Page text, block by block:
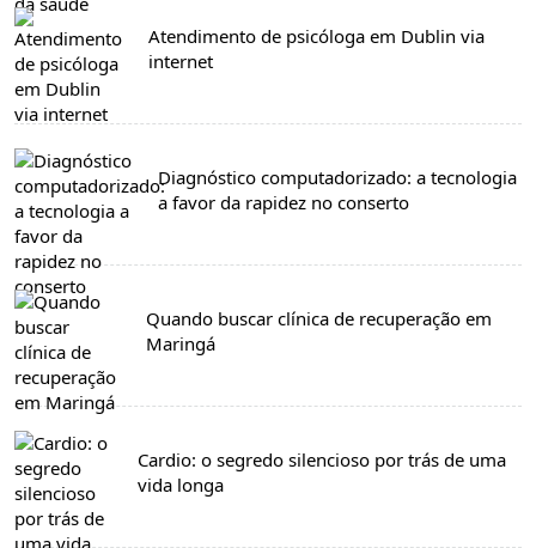
Atendimento de psicóloga em Dublin via
internet
Diagnóstico computadorizado: a tecnologia
a favor da rapidez no conserto
Quando buscar clínica de recuperação em
Maringá
Cardio: o segredo silencioso por trás de uma
vida longa